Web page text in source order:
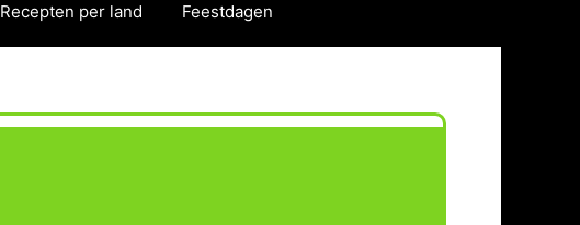
Recepten per land Feestdagen